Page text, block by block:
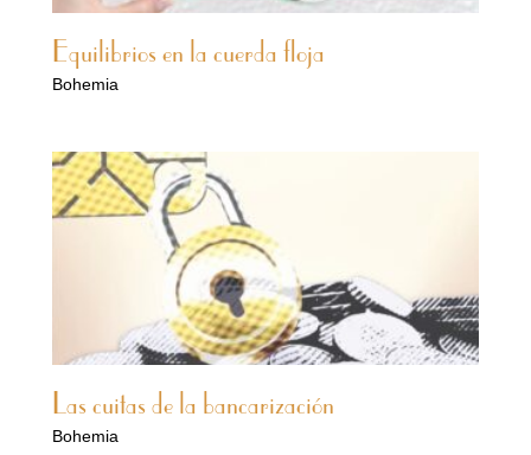
Equilibrios en la cuerda floja
Bohemia
Las cuitas de la bancarización
Bohemia